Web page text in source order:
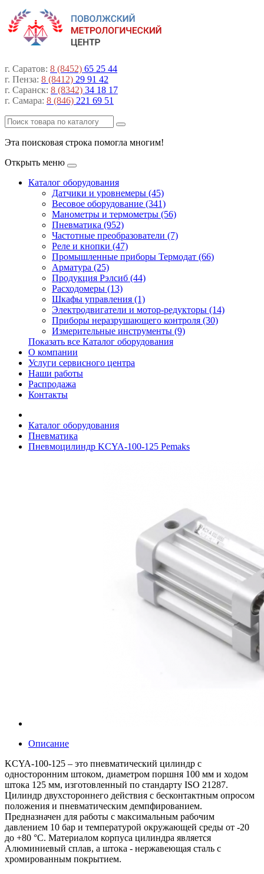
г. Саратов: 8 (8452) 65 25 44
г. Пенза: 8 (8412) 29 91 42
г. Саранск: 8 (8342) 34 18 17
г. Самара: 8 (846) 221 69 51
Эта поисковая строка помогла многим!
Открыть меню
Каталог оборудования
Датчики и уровнемеры (45)
Весовое оборудование (341)
Манометры и термометры (56)
Пневматика (952)
Частотные преобразователи (7)
Реле и кнопки (47)
Промышленные приборы Термодат (66)
Арматура (25)
Продукция Рэлсиб (44)
Расходомеры (13)
Шкафы управления (1)
Электродвигатели и мотор-редукторы (14)
Приборы неразрушающего контроля (30)
Измерительные инструменты (9)
Показать все Каталог оборудования
О компании
Услуги сервисного центра
Наши работы
Распродажа
Контакты
Каталог оборудования
Пневматика
Пневмоцилиндр KCYA-100-125 Pemaks
Описание
KCYA-100-125 – это пневматический цилиндр с
односторонним штоком, диаметром поршня 100 мм и ходом
штока 125 мм, изготовленный по стандарту ISO 21287.
Цилиндр двухстороннего действия с бесконтактным опросом
положения и пневматическим демпфированием.
Предназначен для работы с максимальным рабочим
давлением 10 бар и температурой окружающей среды от -20
до +80 °C. Материалом корпуса цилиндра является
Алюминиевый сплав, а штока - нержавеющая сталь с
хромированным покрытием.